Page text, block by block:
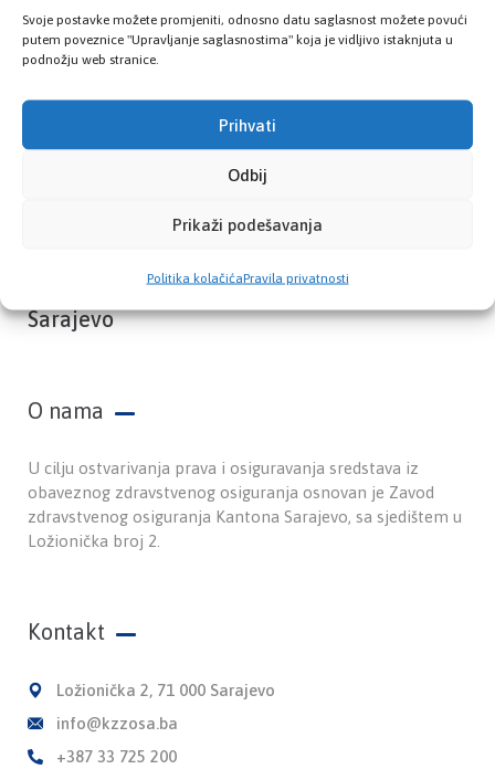
Svoje postavke možete promjeniti, odnosno datu saglasnost možete povući
putem poveznice "Upravljanje saglasnostima" koja je vidljivo istaknjuta u
podnožju web stranice.
Prihvati
Odbij
Prikaži podešavanja
Politika kolačićaPravila privatnosti
PROVJERITE STATUS
Zavod zdravstvenog osiguranja Kantona
Sarajevo
O nama
U cilju ostvarivanja prava i osiguravanja sredstava iz
obaveznog zdravstvenog osiguranja osnovan je Zavod
zdravstvenog osiguranja Kantona Sarajevo, sa sjedištem u
Ložionička broj 2.
Kontakt
Ložionička 2, 71 000 Sarajevo
info@kzzosa.ba
+387 33 725 200